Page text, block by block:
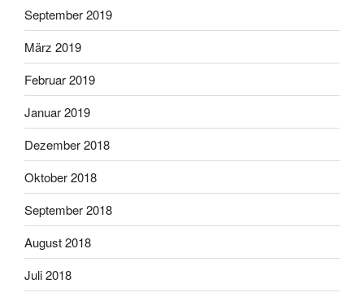
September 2019
März 2019
Februar 2019
Januar 2019
Dezember 2018
Oktober 2018
September 2018
August 2018
Juli 2018